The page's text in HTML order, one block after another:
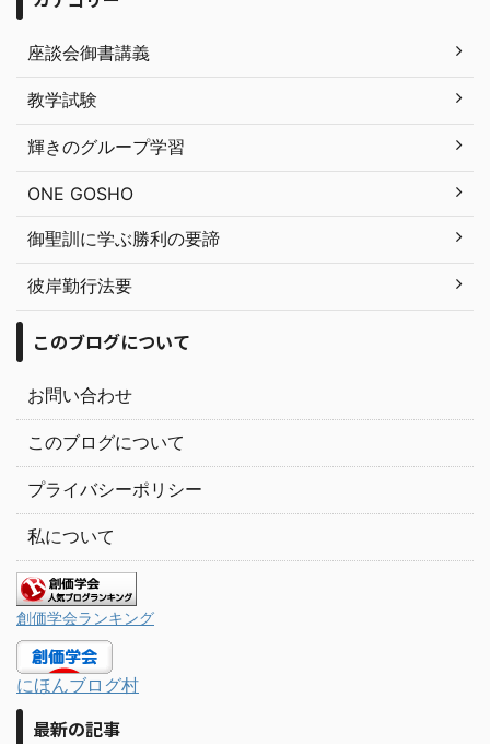
座談会御書講義
教学試験
輝きのグループ学習
ONE GOSHO
御聖訓に学ぶ勝利の要諦
彼岸勤行法要
このブログについて
お問い合わせ
このブログについて
プライバシーポリシー
私について
創価学会ランキング
にほんブログ村
最新の記事